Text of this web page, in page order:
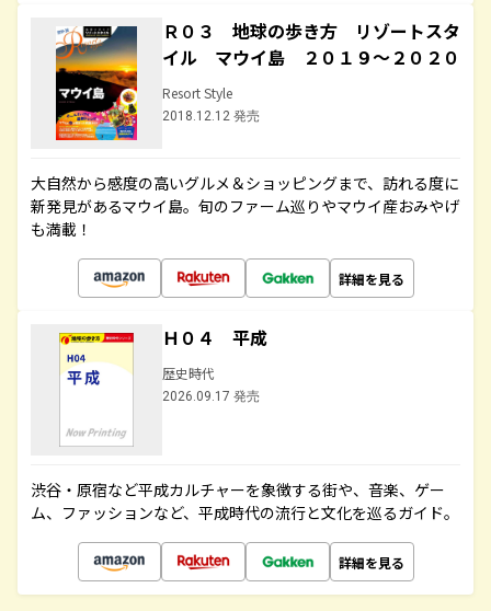
Ｒ０３ 地球の歩き方 リゾートスタ
イル マウイ島 ２０１９～２０２０
Resort Style
2018.12.12 発売
大自然から感度の高いグルメ＆ショッピングまで、訪れる度に
新発見があるマウイ島。旬のファーム巡りやマウイ産おみやげ
も満載！
詳細を見る
Ｈ０４ 平成
歴史時代
2026.09.17 発売
渋谷・原宿など平成カルチャーを象徴する街や、音楽、ゲー
ム、ファッションなど、平成時代の流行と文化を巡るガイド。
詳細を見る